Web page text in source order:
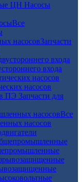
Насосы
Все
Запчасти
входа
насосов
Запчасти для
Все
насосов